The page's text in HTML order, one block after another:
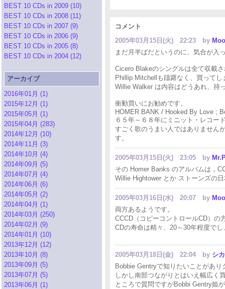
BEST 10 CDs in 2009 (10)
BEST 10 CDs in 2008 (11)
BEST 10 CDs in 2007 (9)
BEST 10 CDs in 2006 (9)
BEST 10 CDs in 2005 (8)
BEST 10 CDs in 2004 (12)
アーカイブ
2016年01月 (1)
2015年12月 (1)
2015年05月 (1)
2015年04月 (283)
2014年12月 (10)
2014年11月 (3)
2014年10月 (4)
2014年09月 (5)
2014年07月 (4)
2014年06月 (6)
2014年05月 (2)
2014年04月 (1)
2014年03月 (250)
2014年02月 (9)
2014年01月 (10)
2013年12月 (12)
2013年10月 (8)
2013年09月 (5)
2013年07月 (5)
2013年06月 (1)
コメント
2005年03月15日(火) 22:23 by
まだ月半ばだというのに、気合が入
Cicero Blakeのシングルは全て収載
Phillip Mitchellも躊躇なく、買ってし
Willie Walker は内容はどうあれ、持
衝動買いにお勧めです。
HOMER BANK / Hooked By Love ;
６５年～６８年にミニット・レコー
すごく歌のうまい人ではありません
す。
2005年03月15日(火) 23:05 by
その Homer Banks のアルバムは，
Willie Hightower とか ストーンズの
2005年03月16日(水) 20:07 by
両方あるようです。
CCCD（コピーコントロールCD）の
CDの寿命は精々、20～30年程度で
2005年03月18日(金) 22:04 by シ
Bobbie Gentryで知りたいことがあ
しかし南部つながりとはいえ幅広く
ところで質問ですがBobbi Gentry姫